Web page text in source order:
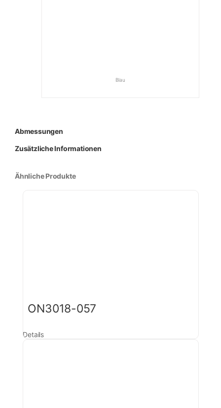
Blau
Abmessungen
Zusätzliche Informationen
Ähnliche Produkte
ON3018-057
Details